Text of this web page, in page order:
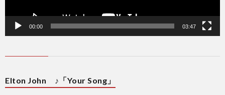
00:00 03:47
Elton John ♪「Your Song」